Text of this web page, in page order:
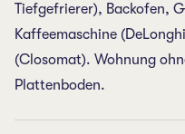
Tiefgefrierer), Backofen,
Kaffeemaschine
(Closomat). Wohnung
Plattenboden.